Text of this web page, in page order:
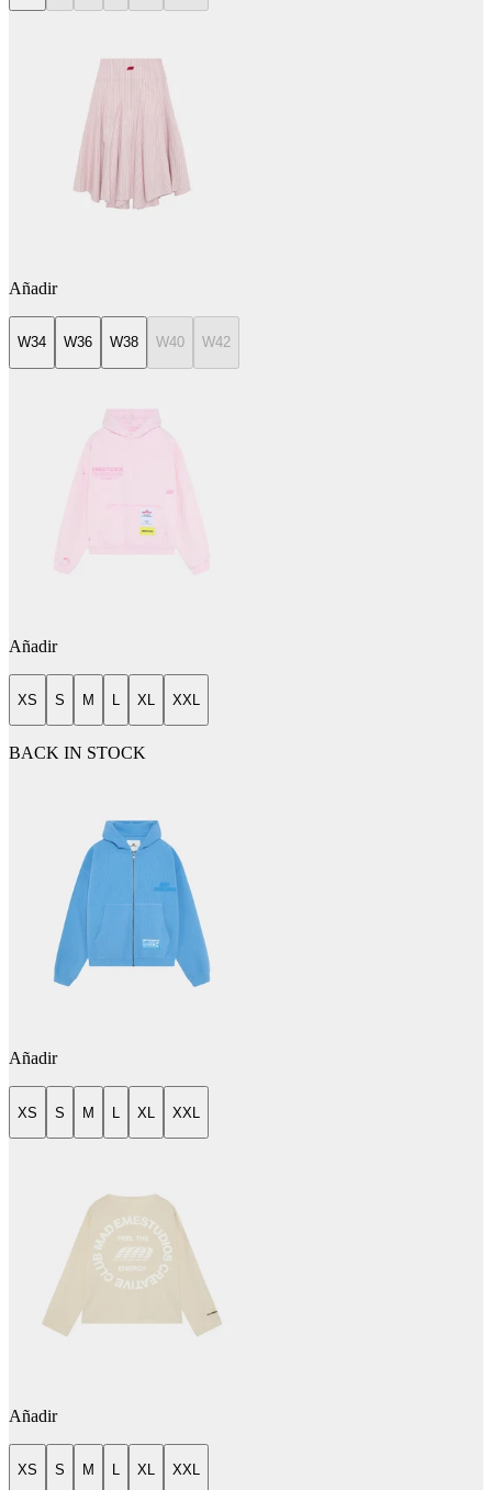
Añadir
W34 W36 W38 W40 W42
Añadir
XS S M L XL XXL
BACK IN STOCK
Añadir
XS S M XL XXL
Añadir
XS S M L XL XXL